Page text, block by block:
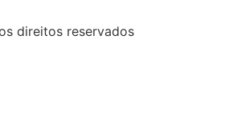
direitos reservados